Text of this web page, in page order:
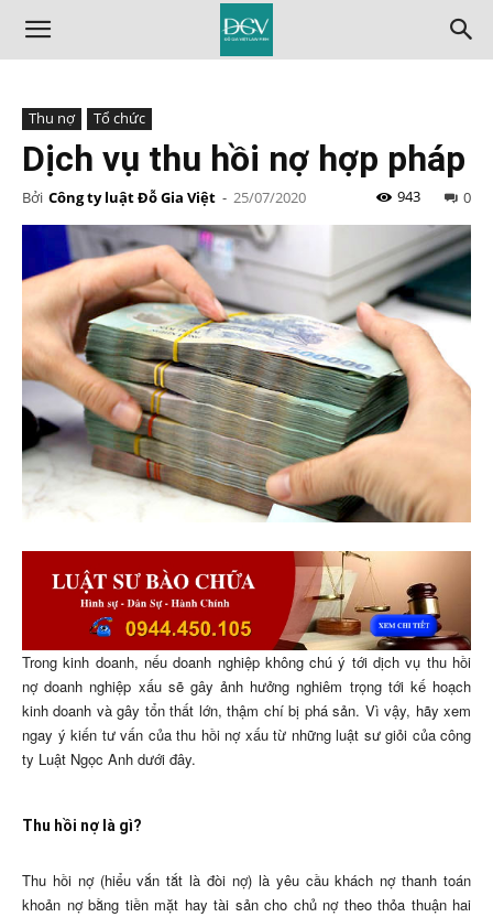
Thu nợ Tổ chức
Dịch vụ thu hồi nợ hợp pháp
Bởi Công ty luật Đỗ Gia Việt - 25/07/2020 0
943
Trong kinh doanh, nếu doanh nghiệp không chú ý tới dịch vụ thu hồi
nợ doanh nghiệp xấu sẽ gây ảnh hưởng nghiêm trọng tới kế hoạch
kinh doanh và gây tổn thất lớn, thậm chí bị phá sản. Vì vậy, hãy xem
ngay ý kiến tư vấn của thu hồi nợ xấu từ những luật sư giỏi của công
ty Luật Ngọc Anh dưới đây.
Thu hồi nợ là gì?
Thu hồi nợ (hiểu vắn tắt là đòi nợ) là yêu cầu khách nợ thanh toán
khoản nợ bằng tiền mặt hay tài sản cho chủ nợ theo thỏa thuận hai